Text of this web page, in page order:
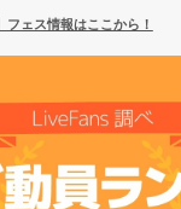
フェス情報はここから！